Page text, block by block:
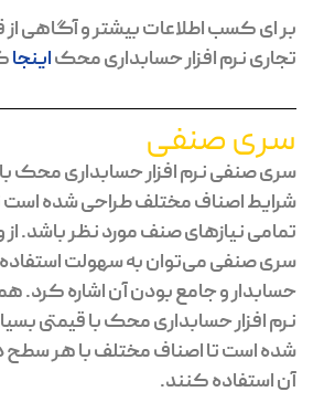
بر ای کسب اطلاعات بیشتر و آگاهی
تجاری نرم افزار حسابداری محکاینجا
سری صنفی
سری صنفی نرم افزار حسابداری محک
شرایط اصناف مختلف طراحی شده
تمامی نیازهای صنف مورد نظر باشد.
سری صنفی می‌توان به سهولت استفاده،
حسابدار و جامع بودن آن اشاره
نرم افزار حسابداری محک با قیمتی
شده است تا اصناف مختلف با هر سطح
آن استفاده کنند.